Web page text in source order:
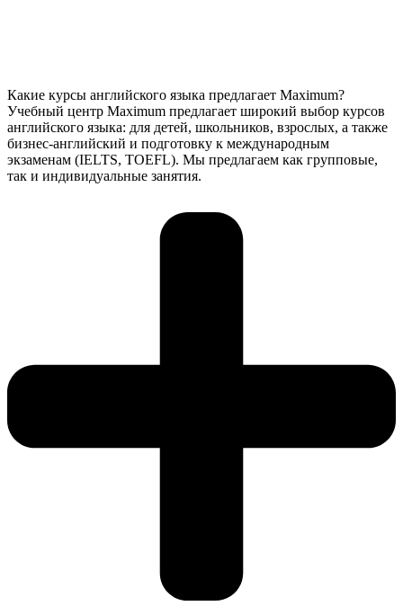
Какие курсы английского языка предлагает Maximum?
Учебный центр Maximum предлагает широкий выбор курсов
английского языка: для детей, школьников, взрослых, а также
бизнес-английский и подготовку к международным
экзаменам (IELTS, TOEFL). Мы предлагаем как групповые,
так и индивидуальные занятия.